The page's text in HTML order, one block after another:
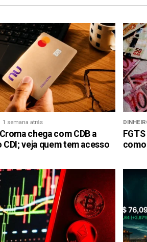
1 semana atrás
chega com CDB a
CDI; veja quem tem acesso